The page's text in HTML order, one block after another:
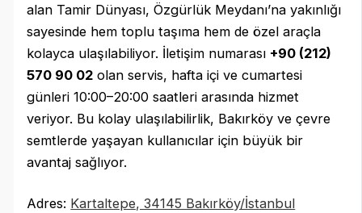
alan Tamir Dünyası, Özgürlük Meydanı’na yakınlığı
sayesinde hem toplu taşıma hem de özel araçla
kolayca ulaşılabiliyor. İletişim numarası +90 (212)
570 90 02 olan servis, hafta içi ve cumartesi
günleri 10:00–20:00 saatleri arasında hizmet
veriyor. Bu kolay ulaşılabilirlik, Bakırköy ve çevre
semtlerde yaşayan kullanıcılar için büyük bir
avantaj sağlıyor.
Adres: Kartaltepe, 34145 Bakırköy/İstanbul